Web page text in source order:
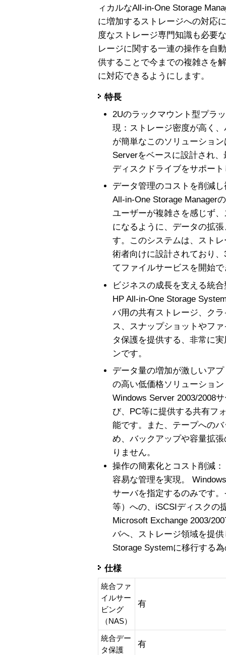
ィカルなAll-in-One Storage
に増加するストレージへの対応
度なストレージ専門知識も必要
レージに関する一連の操作を自
供することで今までの複雑さを
に対応できるようにします。
特長
2Uのラックマウント型プラ
現：ストレージ密度が高く
が簡単なこのソリューショ
Serverをベースに設計され
ディスクドライブをサポー
データ管理のコストを削減
All-in-One Storage Manager
ユーザーが複雑さを感じず
になるように、データの拡
す。このシステムは、スト
術者向けに設計されており
てファイルサービスを開始
ビジネスの成長を支える統
HP All-in-One Storage
バ用の共有ストレージ、ク
ス、スナップショットやフ
タ保護を提供する、非常に
ンです。
データ量の増加が激しいア
の高い低価格ソリューショ
Windows Server 2003/2008
び、PC等に提供する共有フ
能です。また、テープへの
め、バックアップや容量拡
りません。
操作の簡素化とコスト削減
容易な管理を実現。
サーバを指定するのみです
等）への、iSCSIディスクの
Microsoft Exchange 2003/
バへ、ストレージ領域を提
Storage Systemに移行する
仕様
統合ファ
イルサー
ビング
（NAS）
有
統合デー
タ保護
有